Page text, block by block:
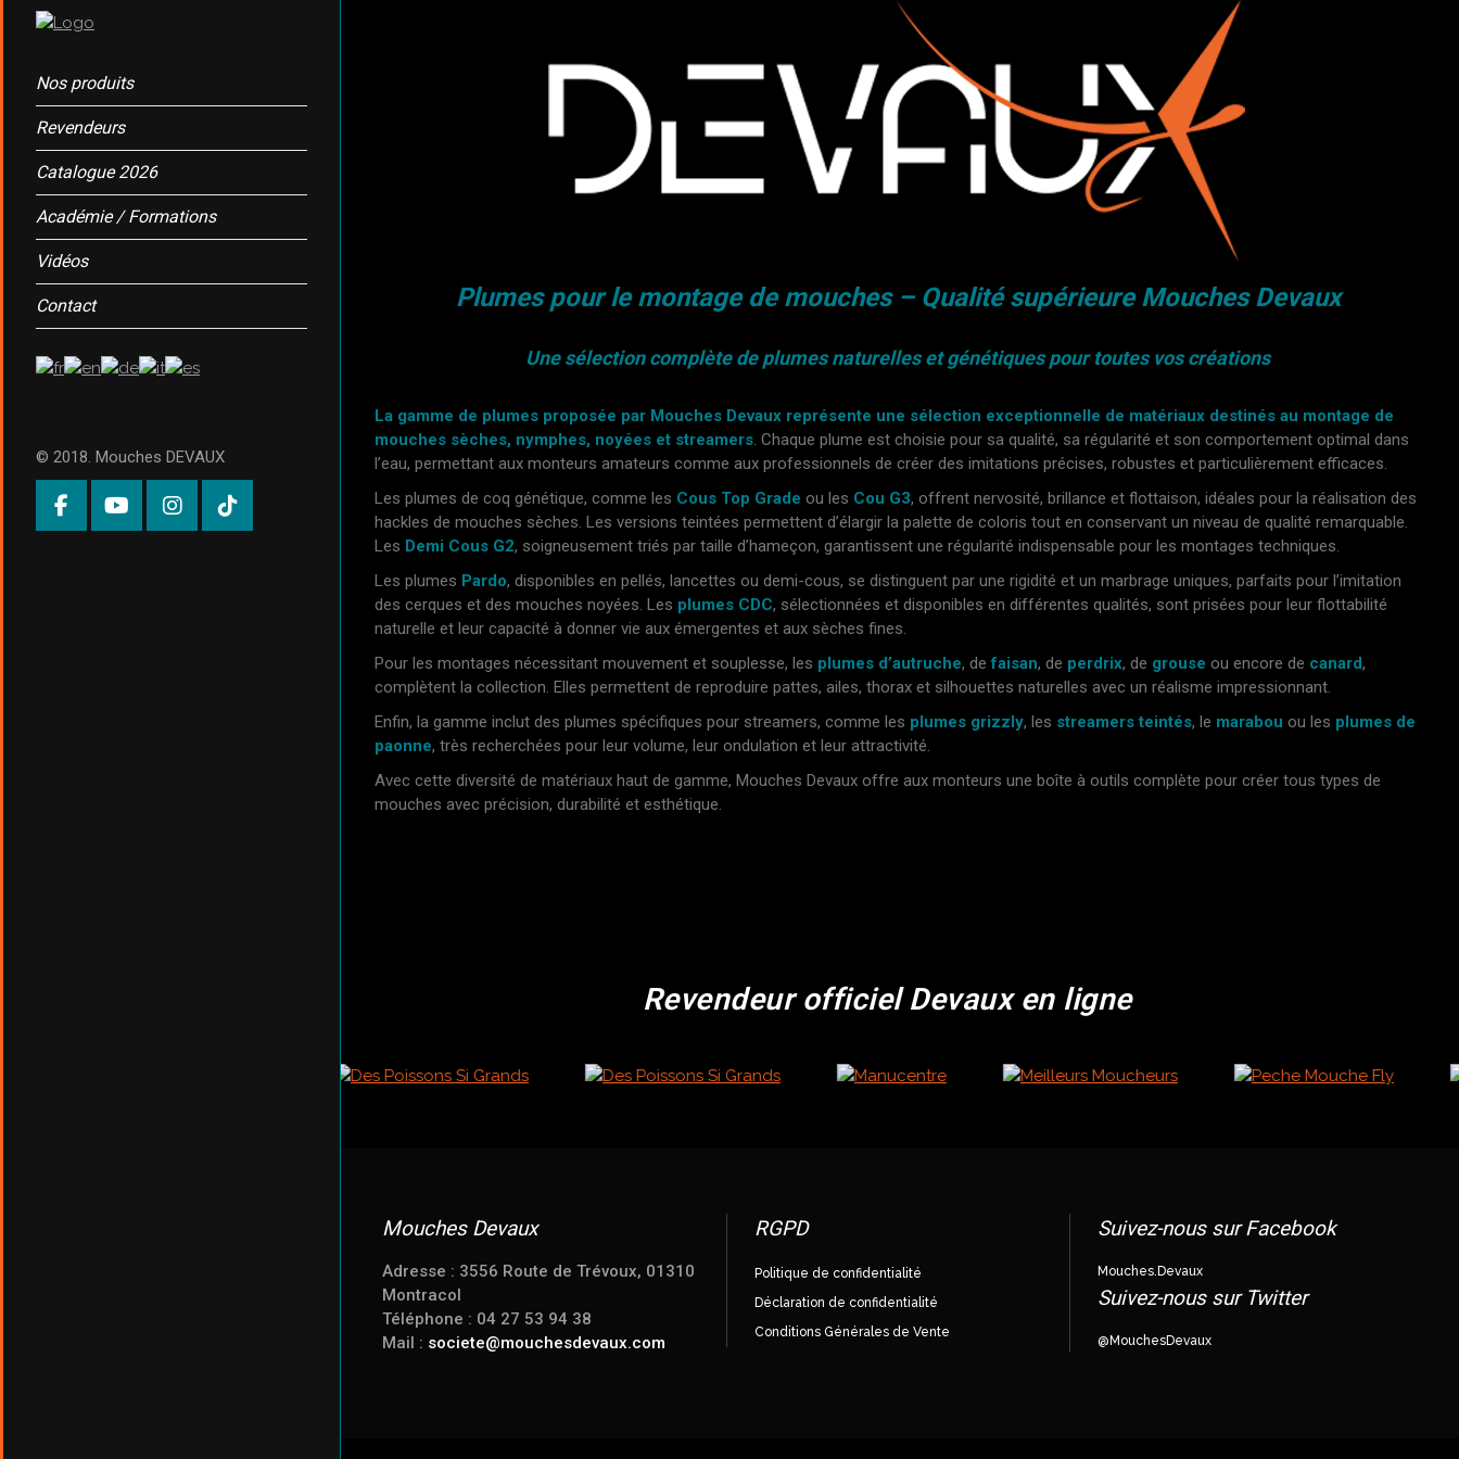
Nos produits
Revendeurs
Catalogue 2026
Académie / Formations
Vidéos
Contact
© 2018. Mouches DEVAUX
Plumes pour le montage de mouches – Qualité supérieure Mouches Devaux
Une sélection complète de plumes naturelles et génétiques pour toutes vos créations
La gamme de plumes proposée par Mouches Devaux représente une sélection exceptionnelle de matériaux destinés au montage de
mouches sèches, nymphes, noyées et streamers. Chaque plume est choisie pour sa qualité, sa régularité et son comportement optimal dans
l’eau, permettant aux monteurs amateurs comme aux professionnels de créer des imitations précises, robustes et particulièrement efficaces.
Les plumes de coq génétique, comme les Cous Top Grade ou les Cou G3, offrent nervosité, brillance et flottaison, idéales pour la réalisation des
hackles de mouches sèches. Les versions teintées permettent d’élargir la palette de coloris tout en conservant un niveau de qualité remarquable.
Les Demi Cous G2, soigneusement triés par taille d’hameçon, garantissent une régularité indispensable pour les montages techniques.
Les plumes Pardo, disponibles en pellés, lancettes ou demi-cous, se distinguent par une rigidité et un marbrage uniques, parfaits pour l’imitation
des cerques et des mouches noyées. Les plumes CDC, sélectionnées et disponibles en différentes qualités, sont prisées pour leur flottabilité
naturelle et leur capacité à donner vie aux émergentes et aux sèches fines.
Pour les montages nécessitant mouvement et souplesse, les plumes d’autruche, defaisan, de perdrix, de grouse ou encore de canard,
complètent la collection. Elles permettent de reproduire pattes, ailes, thorax et silhouettes naturelles avec un réalisme impressionnant.
Enfin, la gamme inclut des plumes spécifiques pour streamers, comme les plumes grizzly, les streamers teintés, le marabou ou les plumes de
paonne, très recherchées pour leur volume, leur ondulation et leur attractivité.
Avec cette diversité de matériaux haut de gamme, Mouches Devaux offre aux monteurs une boîte à outils complète pour créer tous types de
mouches avec précision, durabilité et esthétique.
Revendeur officiel Devaux en ligne
Mouches Devaux
Adresse : 3556 Route de Trévoux, 01310
Montracol
Téléphone : 04 27 53 94 38
Mail : societe@mouchesdevaux.com
RGPD
Politique de confidentialité
Déclaration de confidentialité
Conditions Générales de Vente
Suivez-nous sur Facebook
Mouches.Devaux
Suivez-nous sur Twitter
@MouchesDevaux